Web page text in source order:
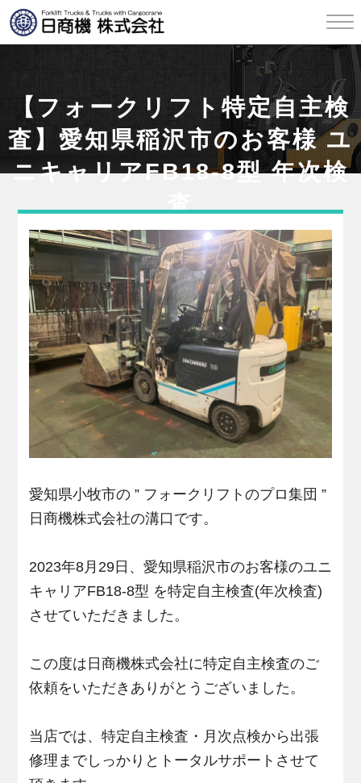
【フォークリフト特定自主検
査】愛知県稲沢市のお客様 ユ
ニキャリアFB18-8型 年次検
査
愛知県小牧市の ” フォークリフトのプロ集団 ”
日商機株式会社の溝口です。
2023年8月29日、愛知県稲沢市のお客様のユニ
キャリアFB18-8型 を特定自主検査(年次検査)
させていただきました。
この度は日商機株式会社に特定自主検査のご
依頼をいただきありがとうございました。
当店では、特定自主検査・月次点検から出張
修理までしっかりとトータルサポートさせて